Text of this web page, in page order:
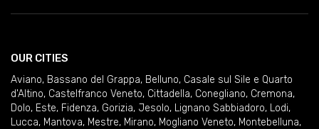
OUR CITIES
Aviano, Bassano del Grappa, Belluno, Casale sul Sile e Quarto
d'Altino, Castelfranco Veneto, Cittadella, Conegliano, Cremona,
Dolo, Este, Fidenza, Gorizia, Jesolo, Lignano Sabbiadoro, Lodi,
Lucca, Mantova, Mestre, Mirano, Mogliano Veneto, Montebelluna,